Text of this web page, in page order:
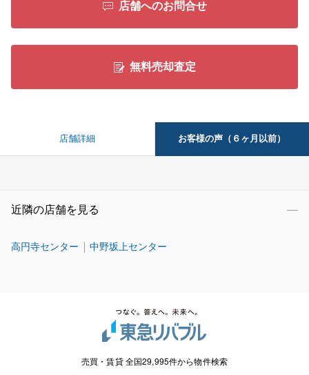
店舗へのお問合せ
無料売却査定
店舗詳細 お客様の声（６ヶ月以前）
近隣の店舗を見る
高円寺センター 中野坂上センター
売買・賃貸 全国29,995件から物件検索